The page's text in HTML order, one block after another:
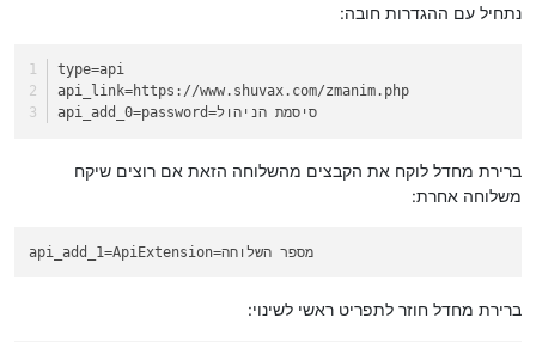
נתחיל עם ההגדרות חובה:
type=api
api_link=https://www.shuvax.com/zmanim.php
api_add_0
=password=סיסמת הניהול
ברירת מחדל לוקח את הקבצים מהשלוחה הזאת אם רוצים שיקח
משלוחה אחרת:
api_add_1 =ApiExtension=מספר השלוחה
ברירת מחדל חוזר לתפריט ראשי לשינוי: